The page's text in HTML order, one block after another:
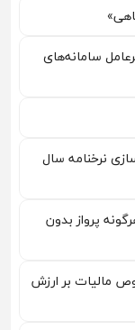
سامانه‌های
نرخنامه سال
پرواز بدون
مالیات بر ارزش